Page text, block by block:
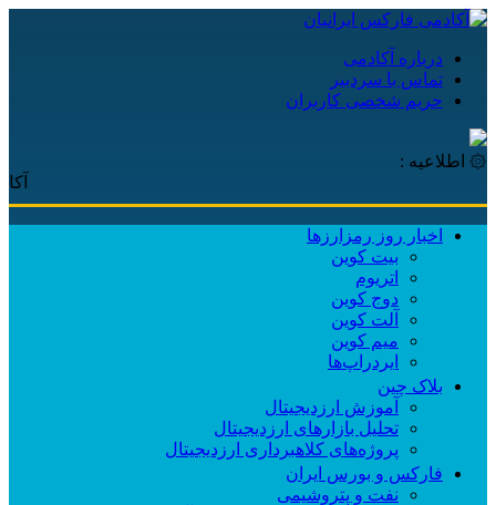
درباره آکادمی
تماس با سردبیر
حریم شخصی کاربران
۞ اطلاعیه :
آکادمی
اخبار روز رمزارزها
بیت کوین
اتریوم
دوج کوین
آلت کوین
میم کوین‌
ایردراپ‌ها
بلاک چین
آموزش ارزدیجیتال
تحلیل بازارهای ارزدیجیتال
پروژه‌های کلاهبرداری ارزدیجیتال
فارکس و بورس ایران
نفت و پتروشیمی